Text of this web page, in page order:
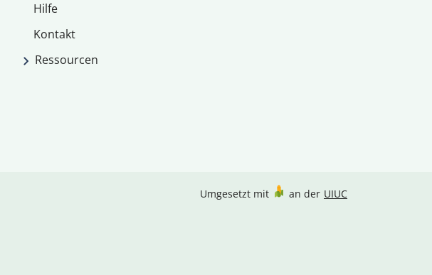
Hilfe
Kontakt
Ressourcen
Umgesetzt mit an der UIUC